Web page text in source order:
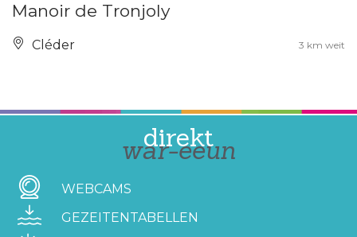
Manoir de Tronjoly
Cléder 3 km weit
direkt
war-eeun
WEBCAMS
GEZEITENTABELLEN